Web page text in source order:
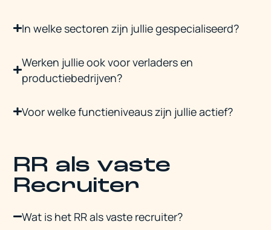
In welke sectoren zijn jullie gespecialiseerd?
Werken jullie ook voor verladers en
productiebedrijven?
Voor welke functieniveaus zijn jullie actief?
RR als vaste
Recruiter
Wat is het RR als vaste recruiter?